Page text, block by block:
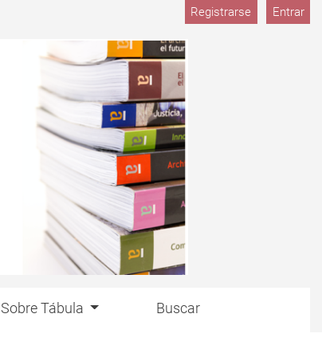
Registrarse Entrar
Sobre Tábula Buscar